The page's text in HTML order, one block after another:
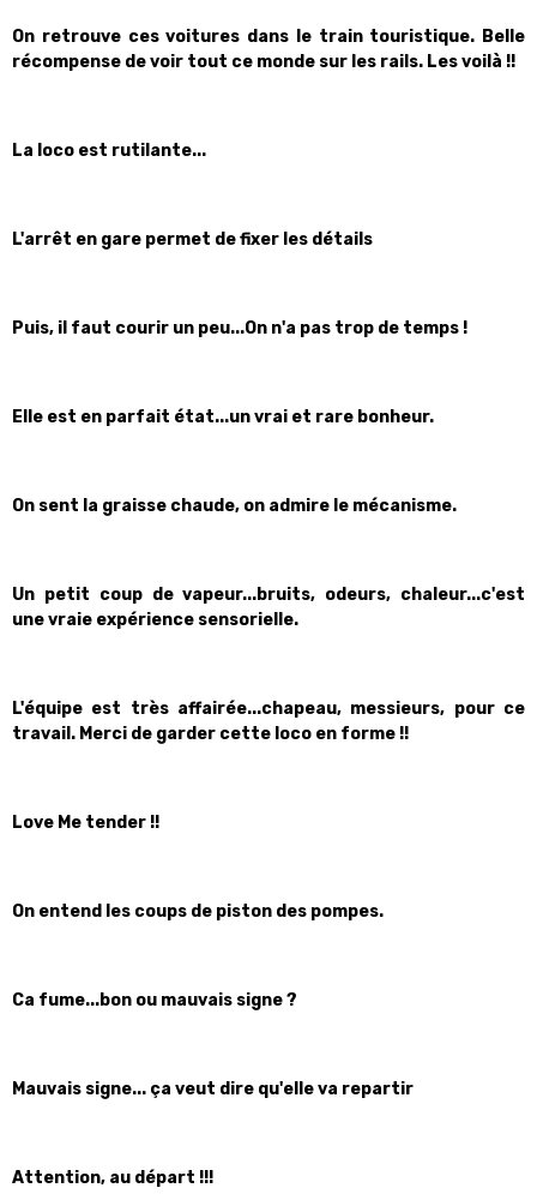
On retrouve ces voitures dans le train touristique. Belle
récompense de voir tout ce monde sur les rails. Les voilà !!
La loco est rutilante...
L'arrêt en gare permet de fixer les détails
Puis, il faut courir un peu...On n'a pas trop de temps !
Elle est en parfait état...un vrai et rare bonheur.
On sent la graisse chaude, on admire le mécanisme.
Un petit coup de vapeur...bruits, odeurs, chaleur...c'est
une vraie expérience sensorielle.
L'équipe est très affairée...chapeau, messieurs, pour ce
travail. Merci de garder cette loco en forme !!
Love Me tender !!
On entend les coups de piston des pompes.
Ca fume...bon ou mauvais signe ?
Mauvais signe... ça veut dire qu'elle va repartir
Attention, au départ !!!